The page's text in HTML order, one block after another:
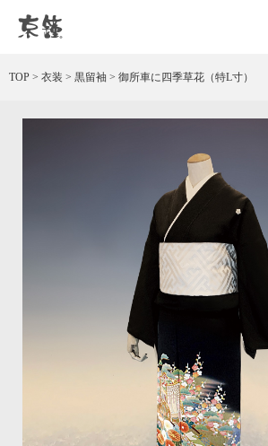
TOP > 衣装 > 黒留袖 > 御所車に四季草花（特L寸）